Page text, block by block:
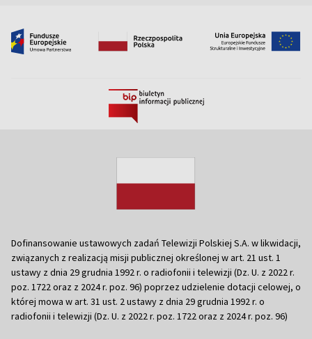
Dofinansowanie ustawowych zadań Telewizji Polskiej S.A. w likwidacji,
związanych z realizacją misji publicznej określonej w art. 21 ust. 1
ustawy z dnia 29 grudnia 1992 r. o radiofonii i telewizji (Dz. U. z 2022 r.
poz. 1722 oraz z 2024 r. poz. 96) poprzez udzielenie dotacji celowej, o
której mowa w art. 31 ust. 2 ustawy z dnia 29 grudnia 1992 r. o
radiofonii i telewizji (Dz. U. z 2022 r. poz. 1722 oraz z 2024 r. poz. 96)